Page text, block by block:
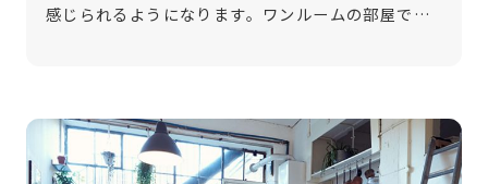
感じられるようになります。ワンルームの部屋で